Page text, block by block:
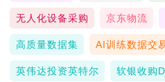
无人化设备采购 京东物流
高质量数据集 AI训练数据交
英伟达投资英特尔 软银收购